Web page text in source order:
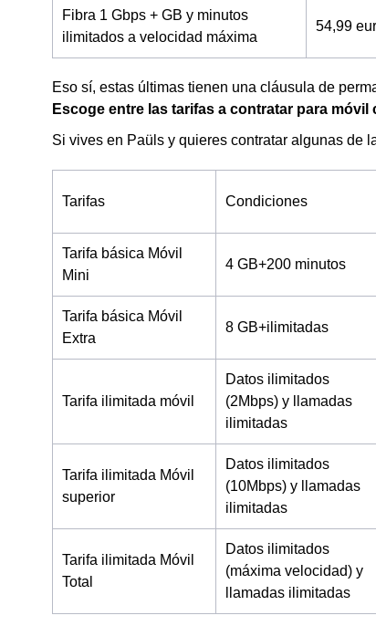
Fibra 1 Gbps + GB y minutos
ilimitados a velocidad máxima
54,99
Eso sí, estas últimas tienen una cláusula de
Escoge entre las tarifas a contratar para móvil
Si vives en Paüls y quieres contratar algunas de
Tarifas Condiciones
Tarifa básica Móvil
Mini
4 GB+200 minutos
Tarifa básica Móvil
Extra
8 GB+ilimitadas
Tarifa ilimitada móvil
Datos ilimitados
(2Mbps) y llamadas
ilimitadas
Tarifa ilimitada Móvil
superior
Datos ilimitados
(10Mbps) y llamadas
ilimitadas
Tarifa ilimitada Móvil
Total
Datos ilimitados
(máxima velocidad) y
llamadas ilimitadas